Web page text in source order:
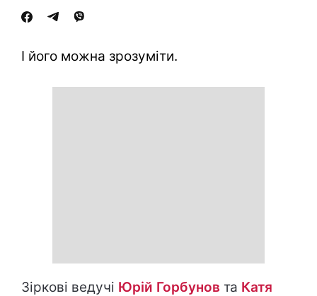
І його можна зрозуміти.
Зіркові ведучі Юрій Горбунов та Катя